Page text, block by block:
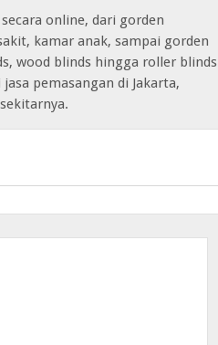
online, dari gorden
kamar anak, sampai gorden
wood blinds hingga roller blinds
pemasangan di Jakarta,